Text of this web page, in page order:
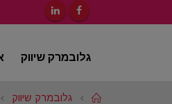
גלובמרק שיווק
Home
גלובמרק שיווק